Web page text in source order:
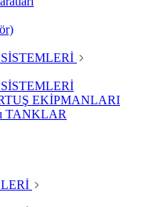
EKİPMANLARI
TANKLAR